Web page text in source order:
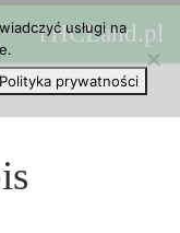
THCLand.pl
usługi na
Polityka prywatności